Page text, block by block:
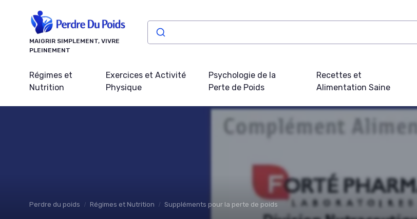
MAIGRIR SIMPLEMENT, VIVRE
PLEINEMENT
Régimes et
Nutrition
Exercices et Activité
Physique
Psychologie de la
Perte de Poids
Recettes et
Alimentation Saine
Perdre du poids Régimes et Nutrition Suppléments pour la perte de poids